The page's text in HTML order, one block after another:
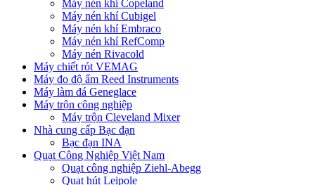
Máy nén khí Copeland
Máy nén khí Cubigel
Máy nén khí Embraco
Máy nén khí RefComp
Máy nén Rivacold
Máy chiết rót VEMAG
Máy đo độ ẩm Reed Instruments
Máy làm đá Geneglace
Máy trộn công nghiệp
Máy trộn Cleveland Mixer
Nhà cung cấp Bạc đạn
Bạc đạn INA
Quạt Công Nghiệp Việt Nam
Quạt công nghiệp Ziehl-Abegg
Quạt hút Leipole